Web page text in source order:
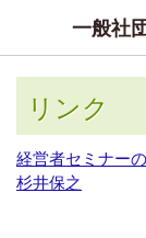
一般社
リンク
経営者セミナー
杉井保之